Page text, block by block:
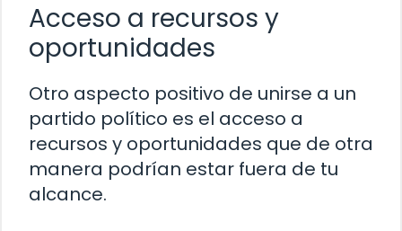
Acceso a recursos y
oportunidades
Otro aspecto positivo de unirse a un
partido político es el acceso a
recursos y oportunidades que de otra
manera podrían estar fuera de tu
alcance.